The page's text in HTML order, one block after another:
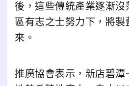
後，這些傳統產業逐漸沒
區有志之士努力下，將
來。
推廣協會表示，新店碧潭